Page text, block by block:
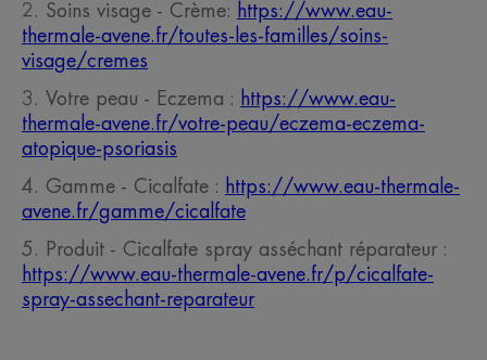
Soins visage - Crème: https://www.eau-
thermale-avene.fr/toutes-les-familles/soins-
visage/cremes
Votre peau - Eczema : https://www.eau-
thermale-avene.fr/votre-peau/eczema-eczema-
atopique-psoriasis
Gamme - Cicalfate : https://www.eau-thermale-
avene.fr/gamme/cicalfate
Produit - Cicalfate spray asséchant réparateur :
https://www.eau-thermale-avene.fr/p/cicalfate-
spray-assechant-reparateur